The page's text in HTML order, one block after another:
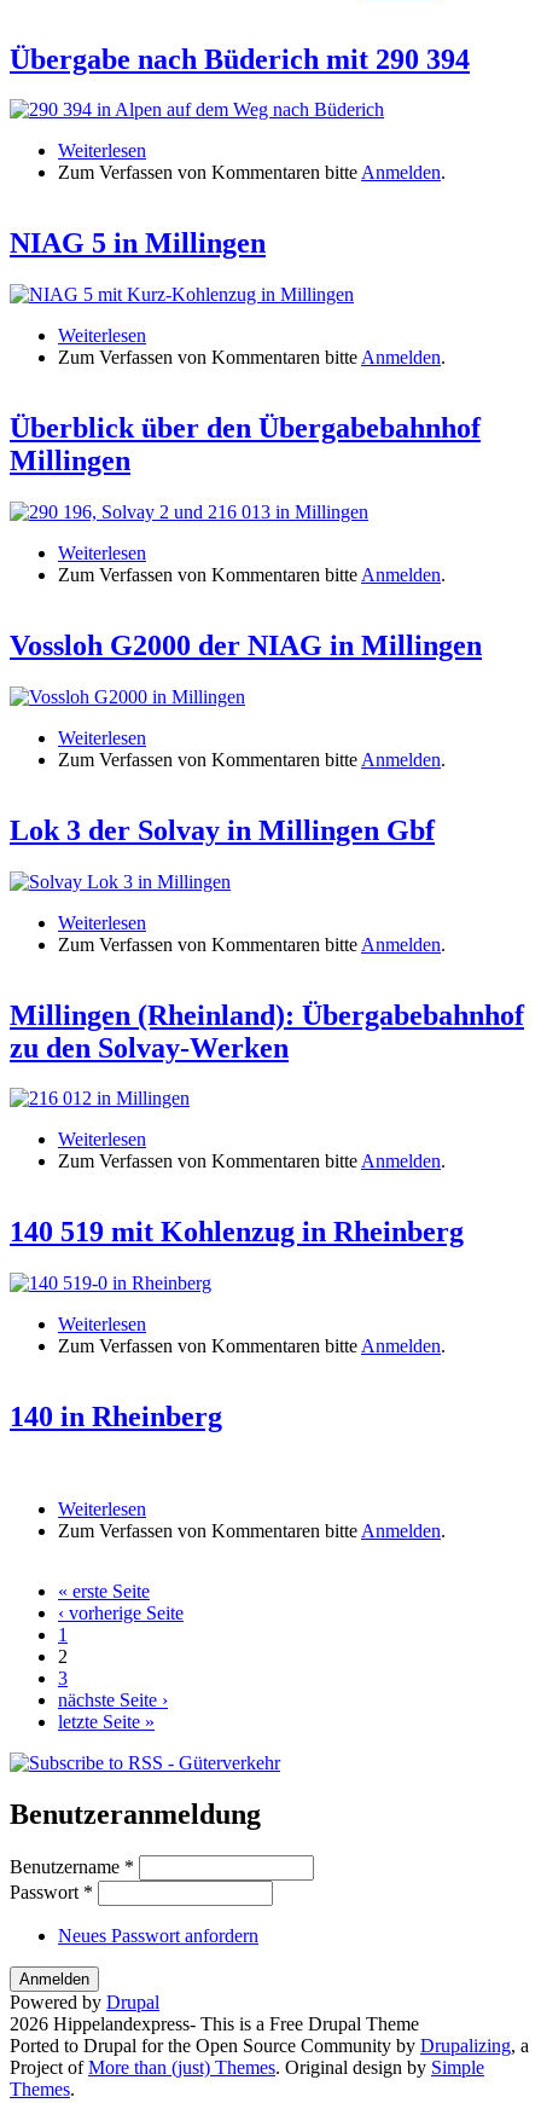
Übergabe nach Büderich mit 290 394
Weiterlesen
Zum Verfassen von Kommentaren bitteAnmelden.
NIAG 5 in Millingen
Weiterlesen
Zum Verfassen von Kommentaren bitte Anmelden.
Überblick über den Übergabebahnhof
Millingen
Weiterlesen
Millingen
Zum Verfassen von Kommentaren bitte Anmelden.
Vossloh G2000 der NIAG in Millingen
Weiterlesen
Zum Verfassen von Kommentaren bitte Anmelden.
Lok 3 der Solvay in Millingen Gbf
Weiterlesen
Zum Verfassen von Kommentaren bitte Anmelden.
Millingen (Rheinland): Übergabebahnhof
zu den Solvay-Werken
Weiterlesen
den Solvay-Werken
Zum Verfassen von Kommentaren bitteAnmelden.
140 519 mit Kohlenzug in Rheinberg
Weiterlesen
Zum Verfassen von Kommentaren bitte Anmelden.
140 in Rheinberg
Weiterlesen
Zum Verfassen von Kommentaren bitte Anmelden.
Seiten« erste Seite
‹ vorherige Seite
1
2
3
nächste Seite ›
letzte Seite »
Benutzeranmeldung
Benutzername *
Passwort *
Neues Passwort anfordern
Powered by Drupal
2026 Hippelandexpress- This is a Free Drupal Theme
Ported to Drupal for the Open Source Community by Drupalizing, a
Project ofMore than (just) Themes. Original design by Simple
Themes.